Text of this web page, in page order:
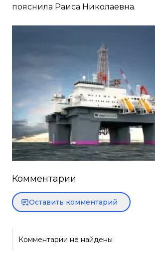
пояснила Раиса Николаевна.
Комментарии
Оставить комментарий
Комментарии не найдены